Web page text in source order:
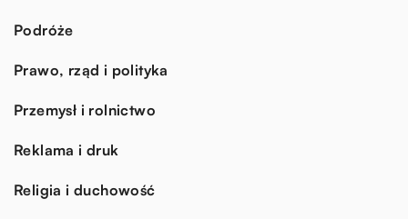
Podróże
Prawo, rząd i polityka
Przemysł i rolnictwo
Reklama i druk
Religia i duchowość